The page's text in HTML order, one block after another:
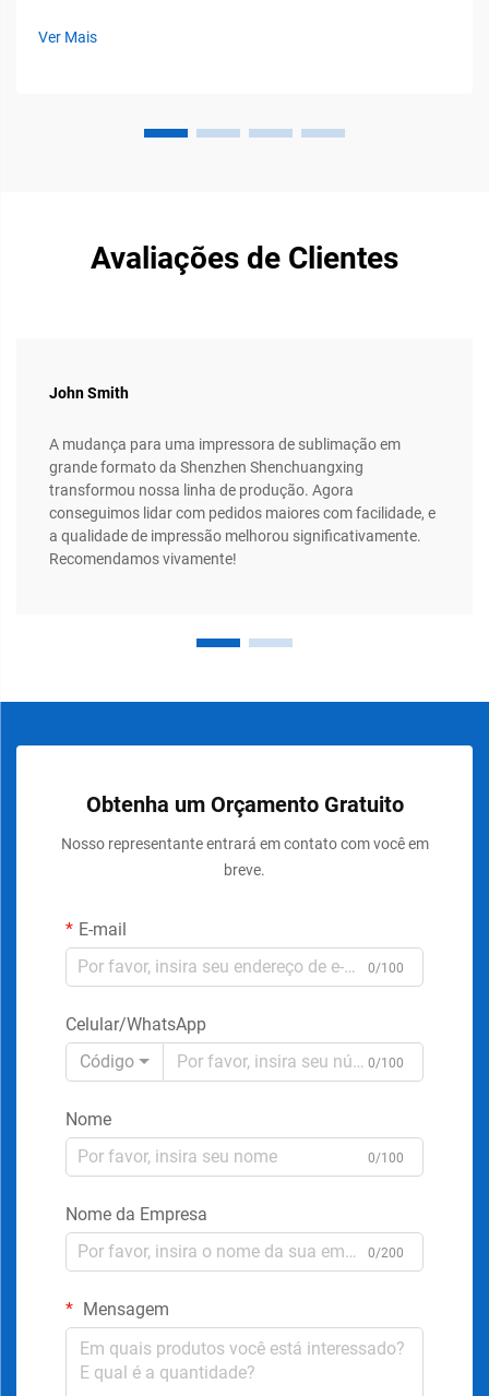
Ver Mais
Avaliações de Clientes
John Smith
A mudança para uma impressora de sublimação em
grande formato da Shenzhen Shenchuangxing
transformou nossa linha de produção. Agora
conseguimos lidar com pedidos maiores com facilidade, e
a qualidade de impressão melhorou significativamente.
Recomendamos vivamente!
Obtenha um Orçamento Gratuito
Nosso representante entrará em contato com você em
breve.
E-mail
0/100
Celular/WhatsApp
Código
0/100
Nome
0/100
Nome da Empresa
0/200
Mensagem